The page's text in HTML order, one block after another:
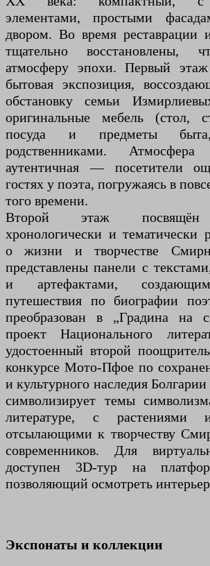
элементами, простыми
двором. Во время реставрации
тщательно восстановлены,
атмосферу эпохи. Первый
бытовая экспозиция,
обстановку семьи
оригинальные мебель (стол,
посуда и предметы быта,
родственниками.
аутентичная — посетители
гостях у поэта, погружаясь в
того времени.
Второй этаж посвящён
хронологически и тематически
о жизни и творчестве
представлены панели с
и артефактами,
путешествия по биографии
преобразован в „Градина на
проект Национального
удостоенный второй
конкурсе Мото-Пфое по
и культурного наследия
символизирует темы
литературе, с растениями
отсылающими к творчеству
современников. Для
доступен 3D-тур на
позволяющий осмотреть
Экспонаты и коллекции